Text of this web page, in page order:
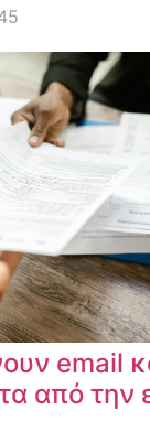
email
από την